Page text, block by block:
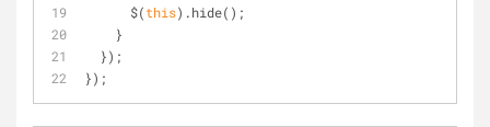
      $(
this).hide();
    }
  });
});